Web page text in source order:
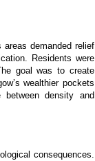
demanded relief
Residents were
goal was to create
wealthier pockets
between density and
consequences.